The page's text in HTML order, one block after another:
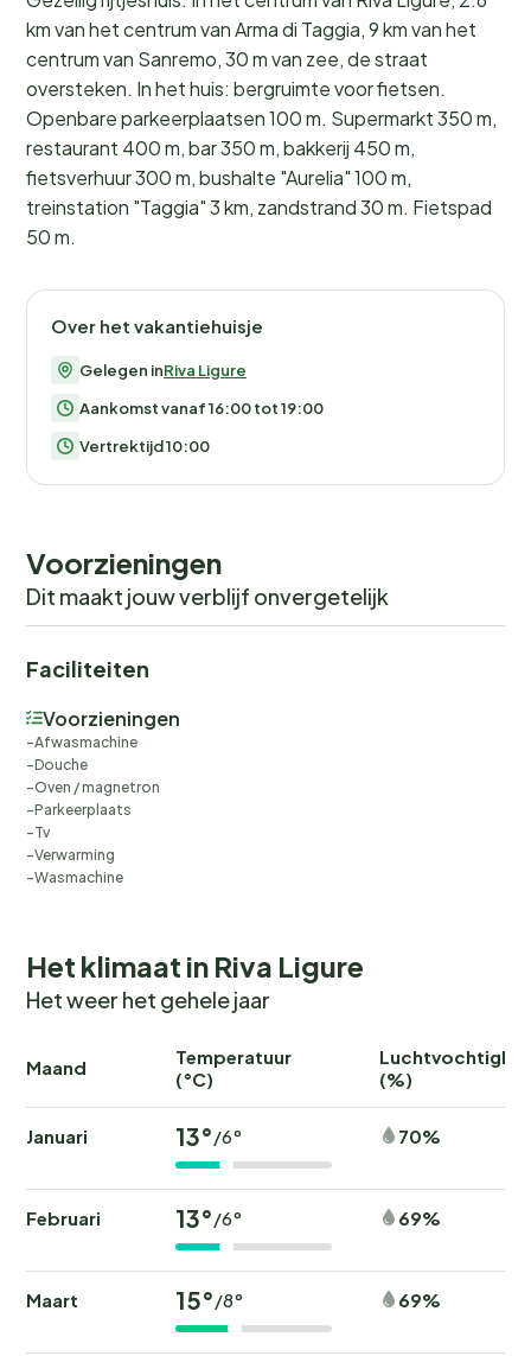
km van het centrum van Arma di Taggia, 9 km van het
centrum van Sanremo, 30 m van zee, de straat
oversteken. In het huis: bergruimte voor fietsen.
Openbare parkeerplaatsen 100 m. Supermarkt 350 m,
restaurant 400 m, bar 350 m, bakkerij 450 m,
fietsverhuur 300 m, bushalte "Aurelia" 100 m,
treinstation "Taggia" 3 km, zandstrand 30 m. Fietspad
50 m.
Over het vakantiehuisje
Gelegen inRiva Ligure
Aankomst vanaf 16:00 tot 19:00
Vertrektijd 10:00
Voorzieningen
Dit maakt jouw verblijf onvergetelijk
Faciliteiten
Voorzieningen
Afwasmachine
Douche
Oven / magnetron
Parkeerplaats
Tv
Verwarming
Wasmachine
Het klimaat in Riva Ligure
Het weer het gehele jaar
Maand
Temperatuur
(°C)
(%)
Januari 13°/6° 70%
Februari 13°/6° 69%
Maart 15°/8° 69%